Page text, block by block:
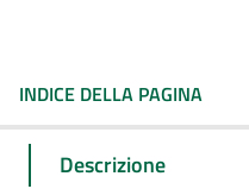
INDICE DELLA PAGINA
Descrizione